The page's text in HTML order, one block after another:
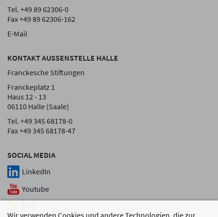
Wir verwenden Cookies und andere Technologien, die zur
SOCIAL MEDIA
LinkedIn
Youtube
Tel. +49 89 62306-0
Fax +49 89 62306-162
E-Mail
KONTAKT AUSSENSTELLE HALLE
Franckesche Stiftungen
Franckeplatz 1
Haus 12 - 13
06110 Halle (Saale)
Tel. +49 345 68178-0
Fax +49 345 68178-47